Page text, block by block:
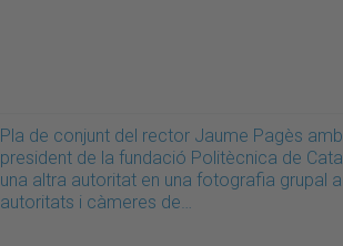
Pla de conjunt del rector Jaume Pagès
president de la fundació Politècnica de
una altra autoritat en una fotografia grupal
autoritats i càmeres de…